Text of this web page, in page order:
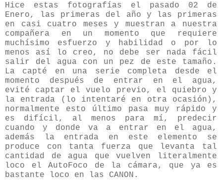
Hice estas fotografías el pasado 02 de
Enero, las primeras del año y las primeras
en casi cuatro meses y muestran a nuestra
compañera en un momento que requiere
muchísimo esfuerzo y habilidad o por lo
menos así lo creo, no debe ser nada fácil
salir del agua con un pez de este tamaño.
La capté en una serie completa desde el
momento después de entrar en el agua,
evité captar el vuelo previo, el quiebro y
la entrada (lo intentaré en otra ocasión),
normalmente esto último pasa muy rápido y
es difícil, al menos para mí, predecir
cuando y donde va a entrar en el agua,
además la entrada en este elemento se
produce con tanta fuerza que levanta tal
cantidad de agua que vuelven literalmente
loco el AutoFoco de la cámara, que ya es
bastante loco en las CANON.